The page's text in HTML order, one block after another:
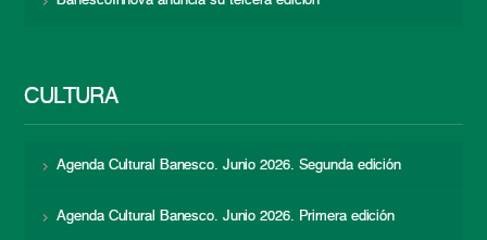
CULTURA
Agenda Cultural Banesco. Junio 2026. Segunda edición
Agenda Cultural Banesco. Junio 2026. Primera edición